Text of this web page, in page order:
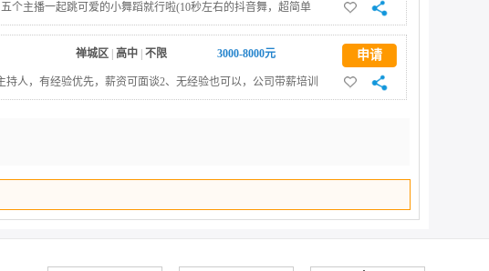
个主播一起跳可爱的小舞蹈就行啦(10秒左右的抖音舞，超简单
8000~10000+高提成!!!上班时间:6-8小时任职要求:颜值要求不是很
活泼开朗，有无才艺都可(会舞蹈优先练习生待遇丰厚，小自0经验
禅城区 高中 不限 3000-8000元
持人，有经验优先，薪资可面谈2、无经验也可以，公司带薪培训
的培训。4、跟主播配合调动直播间气氛，与粉丝做互动引导关注。
申请